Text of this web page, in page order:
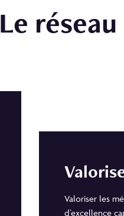
Le
Valoriser les
d’excellence